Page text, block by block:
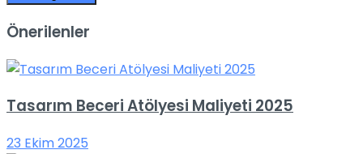
Önerilenler
Tasarım Beceri Atölyesi Maliyeti 2025
23 Ekim 2025